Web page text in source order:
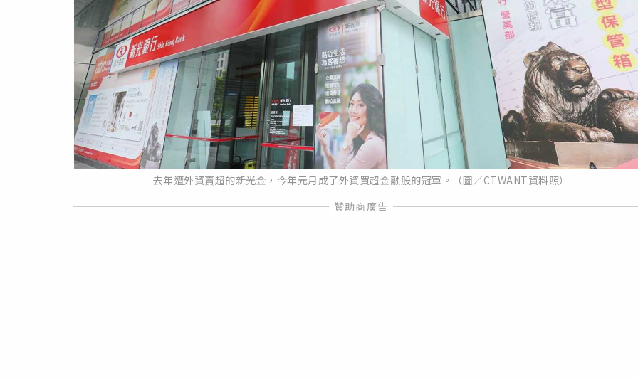
去年遭外資賣超的新光金，今年元月成了外資買超金融股的冠軍。（圖／CTWANT資料照）